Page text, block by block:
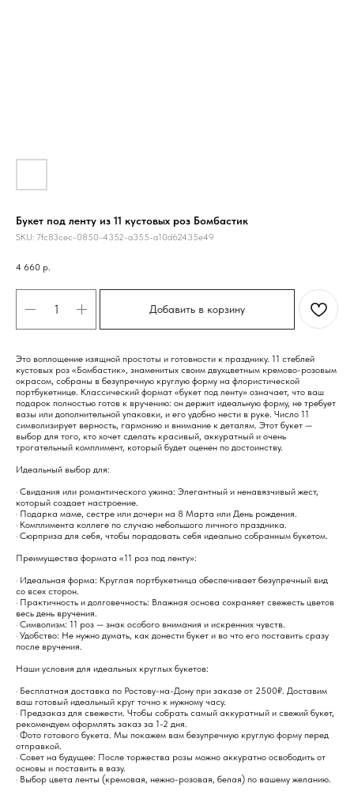
Букет под ленту из 11 кустовых роз Бомбастик
SKU: 7fc83cec-0850-4352-a355-a10d62435e49
4 660 р.
Добавить в корзину
Это воплощение изящной простоты и готовности к празднику. 11 стеблей
кустовых роз «Бомбастик», знаменитых своим двухцветным кремово-розовым
окрасом, собраны в безупречную круглую форму на флористической
портбукетнице. Классический формат «букет под ленту» означает, что ваш
подарок полностью готов к вручению: он держит идеальную форму, не требует
вазы или дополнительной упаковки, и его удобно нести в руке. Число 11
символизирует верность, гармонию и внимание к деталям. Этот букет —
выбор для того, кто хочет сделать красивый, аккуратный и очень
трогательный комплимент, который будет оценен по достоинству.
Идеальный выбор для:
· Свидания или романтического ужина: Элегантный и ненавязчивый жест,
который создает настроение.
· Подарка маме, сестре или дочери на 8 Марта или День рождения.
· Комплимента коллеге по случаю небольшого личного праздника.
· Сюрприза для себя, чтобы порадовать себя идеально собранным букетом.
Преимущества формата «11 роз под ленту»:
· Идеальная форма: Круглая портбукетница обеспечивает безупречный вид
со всех сторон.
· Практичность и долговечность: Влажная основа сохраняет свежесть цветов
весь день вручения.
· Символизм: 11 роз — знак особого внимания и искренних чувств.
· Удобство: Не нужно думать, как донести букет и во что его поставить сразу
после вручения.
Наши условия для идеальных круглых букетов:
· Бесплатная доставка по Ростову-на-Дону при заказе от 2500₽. Доставим
ваш готовый идеальный круг точно к нужному часу.
· Предзаказ для свежести. Чтобы собрать самый аккуратный и свежий букет,
рекомендуем оформлять заказ за 1-2 дня.
· Фото готового букета. Мы покажем вам безупречную круглую форму перед
отправкой.
· Совет на будущее: После торжества розы можно аккуратно освободить от
основы и поставить в вазу.
· Выбор цвета ленты (кремовая, нежно-розовая, белая) по вашему желанию.